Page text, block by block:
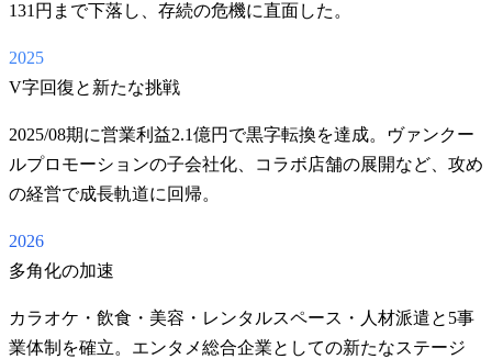
131円まで下落し、存続の危機に直面した。
2025
V字回復と新たな挑戦
2025/08期に営業利益2.1億円で黒字転換を達成。ヴァンクー
ルプロモーションの子会社化、コラボ店舗の展開など、攻め
の経営で成長軌道に回帰。
2026
多角化の加速
カラオケ・飲食・美容・レンタルスペース・人材派遣と5事
業体制を確立。エンタメ総合企業としての新たなステージ